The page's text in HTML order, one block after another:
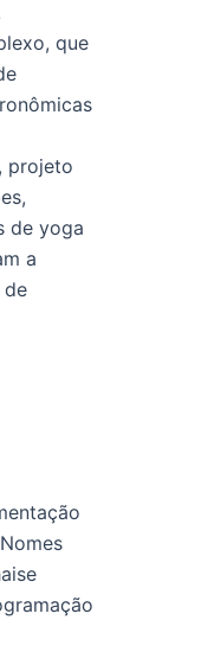
que
projeto
de yoga
a
de